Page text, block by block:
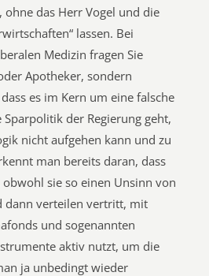
das Herr Vogel und die
lassen. Bei
Medizin fragen Sie
Apotheker, sondern
es im Kern um eine falsche
der Regierung geht,
nicht aufgehen kann und zu
man bereits daran, dass
obwohl sie so einen Unsinn von
dann verteilen vertritt, mit
und sogenannten
aktiv nutzt, um die
ja unbedingt wieder